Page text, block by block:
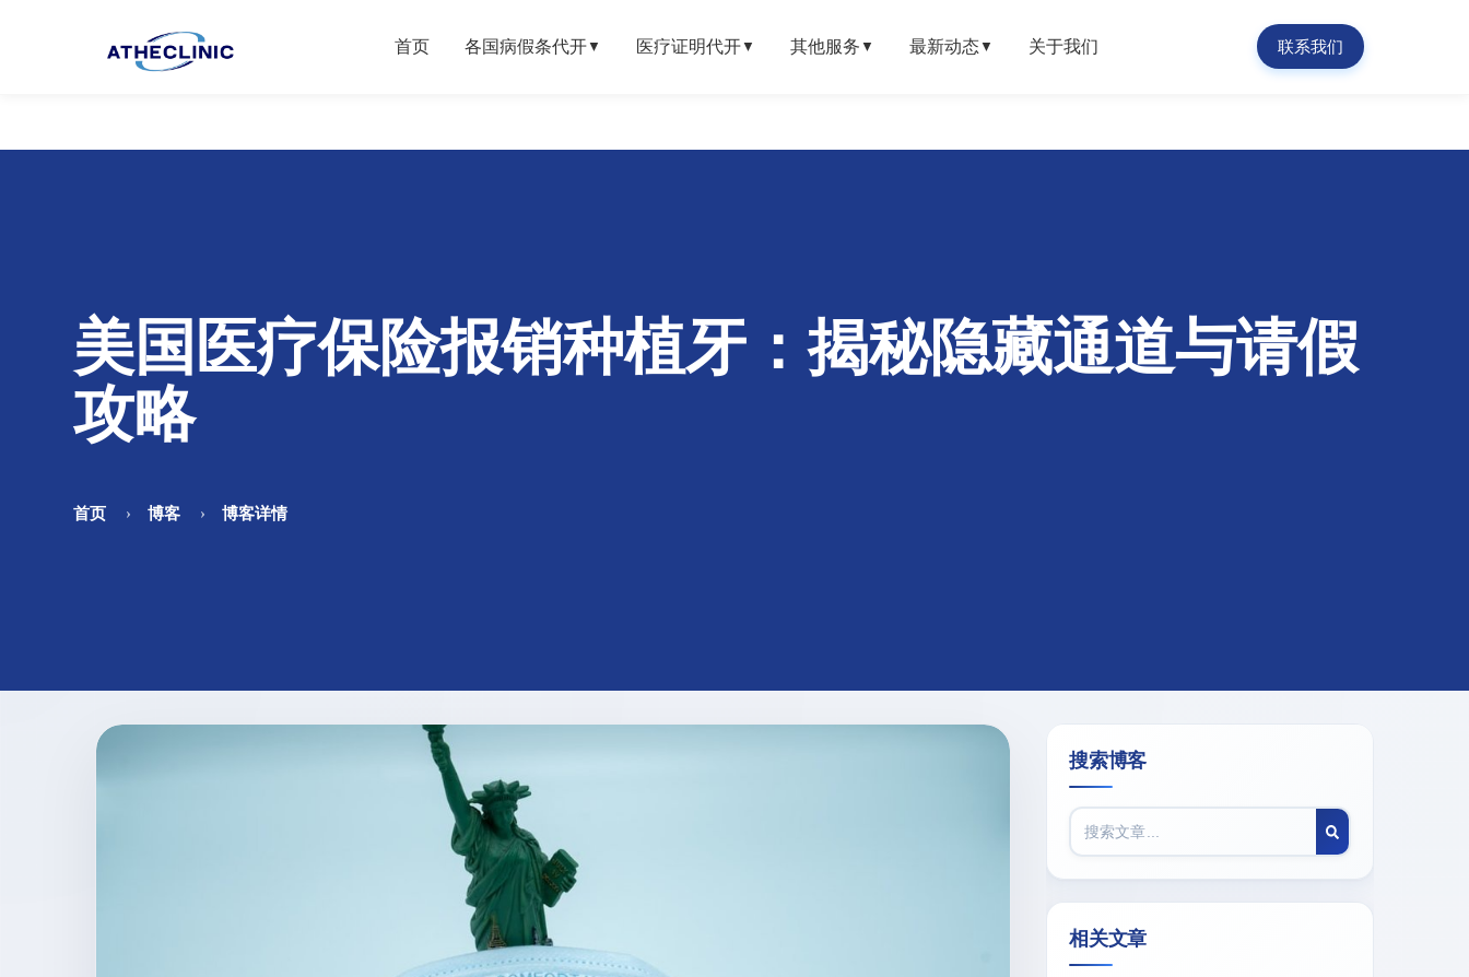
首页 各国病假条代开▼ 医疗证明代开▼ 其他服务 ▼ 最新动态▼ 关于我们 联系我们
美国医疗保险报销种植牙：揭秘隐藏通道与请假
攻略
首页 博客 博客详情
搜索博客
相关文章